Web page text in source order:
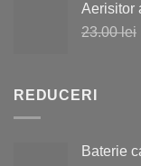
Aerisitor
23.00lei
REDUCERI
Baterie